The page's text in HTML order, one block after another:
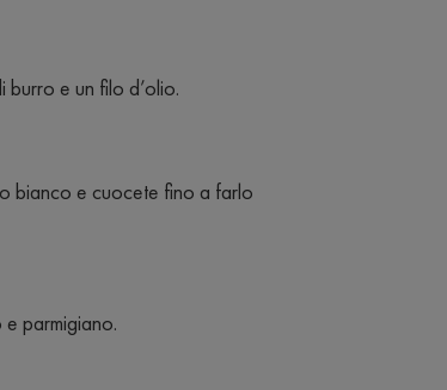
e un filo d’olio.
bianco e cuocete fino a farlo
parmigiano.